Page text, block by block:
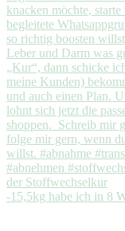
-15,5kg habe ich in 8